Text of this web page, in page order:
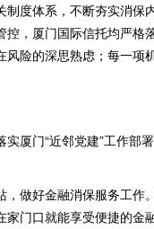
度体系，不断夯实消保
，厦门国际信托均严格
险的深思熟虑；每一项
厦门“近邻党建”工作部
做好金融消保服务工作
门口就能享受便捷的金